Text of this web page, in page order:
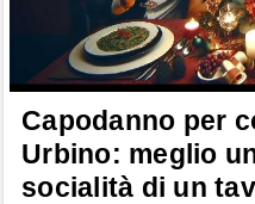
Capodanno per
Urbino: meglio
socialità di un